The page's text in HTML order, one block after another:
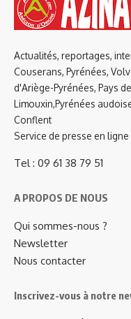
Actualités, reportages,
Couserans, Pyrénées,
d'Ariège-Pyrénées, Pays
Limouxin,Pyrénées
Conflent
Service de presse en ligne
Tel : 09 61 38 79 51
A PROPOS DE NOUS
Qui sommes-nous ?
Newsletter
Nous contacter
Inscrivez-vous à notre